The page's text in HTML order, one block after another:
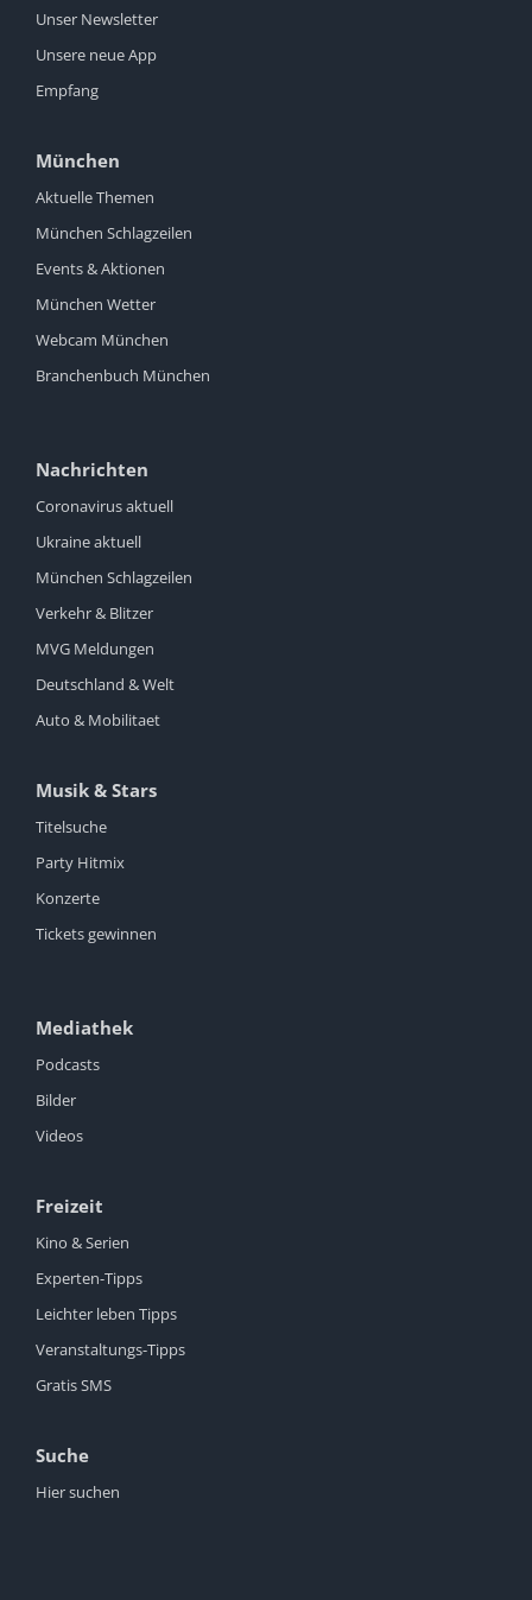
Unser Newsletter
Unsere neue App
Empfang
München
Aktuelle Themen
München Schlagzeilen
Events & Aktionen
München Wetter
Webcam München
Branchenbuch München
Nachrichten
Coronavirus aktuell
Ukraine aktuell
München Schlagzeilen
Verkehr & Blitzer
MVG Meldungen
Deutschland & Welt
Auto & Mobilitaet
Musik & Stars
Titelsuche
Party Hitmix
Konzerte
Tickets gewinnen
Mediathek
Podcasts
Bilder
Videos
Freizeit
Kino & Serien
Experten-Tipps
Leichter leben Tipps
Veranstaltungs-Tipps
Gratis SMS
Suche
Hier suchen